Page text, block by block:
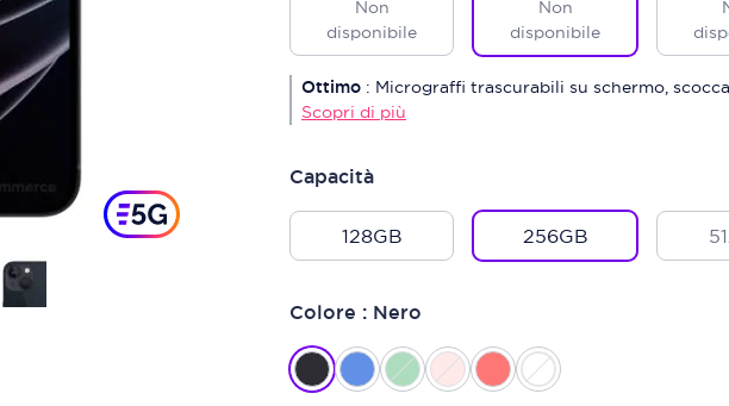
Non
disponibile
Non
disponibile
Ottimo : Micrograffi trascurabili su schermo,
Scopri di più
Capacità
128GB 256GB
Colore : Nero